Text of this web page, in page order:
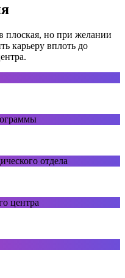
плоская, но при желании
карьеру вплоть до
отдела
центра